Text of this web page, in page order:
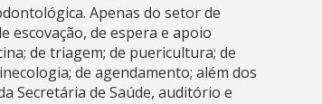
Apenas do setor de
de espera e apoio
de triagem; de puericultura; de
de agendamento; além dos
Secretária de Saúde, auditório e